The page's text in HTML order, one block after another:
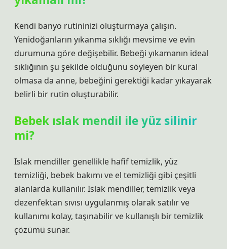
Kendi banyo rutininizi oluşturmaya çalışın.
Yenidoğanların yıkanma sıklığı mevsime ve evin
durumuna göre değişebilir. Bebeği yıkamanın ideal
sıklığının şu şekilde olduğunu söyleyen bir kural
olmasa da anne, bebeğini gerektiği kadar yıkayarak
belirli bir rutin oluşturabilir.
Bebek ıslak mendil ile yüz silinir
mi?
Islak mendiller genellikle hafif temizlik, yüz
temizliği, bebek bakımı ve el temizliği gibi çeşitli
alanlarda kullanılır. Islak mendiller, temizlik veya
dezenfektan sıvısı uygulanmış olarak satılır ve
kullanımı kolay, taşınabilir ve kullanışlı bir temizlik
çözümü sunar.